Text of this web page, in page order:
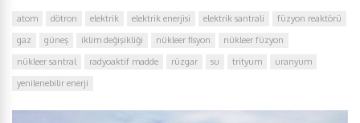
atom dötron elektrik elektrik enerjisi elektrik santrali
füzyon reaktörü
gaz
güneş iklim değişikliği nükleer fisyon
nükleer füzyon
nükleer santral
radyoaktif madde rüzgar su trityum
uranyum
yenilenebilir enerji